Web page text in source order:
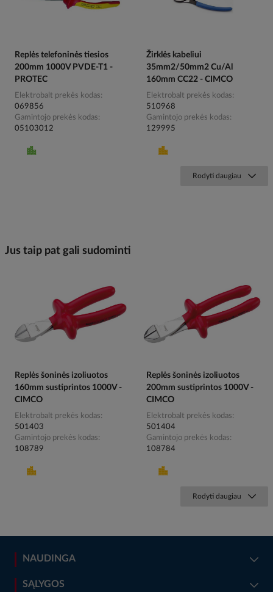
Replės telefoninės tiesios
200mm 1000V PVDE-T1 -
PROTEC
Elektrobalt prekės kodas
069856
Gamintojo prekės kodas
05103012
Žirklės kabeliui
35mm2/50mm2 Cu/Al
160mm CC22 - CIMCO
Elektrobalt prekės kodas
510968
Gamintojo prekės kodas
129995
Rodyti daugiau
Jus taip pat gali sudominti
Replės šoninės izoliuotos
160mm sustiprintos 1000V -
CIMCO
Elektrobalt prekės kodas
501403
Gamintojo prekės kodas
108789
Replės šoninės izoliuotos
200mm sustiprintos 1000V -
CIMCO
Elektrobalt prekės kodas
501404
Gamintojo prekės kodas
108784
Rodyti daugiau
NAUDINGA
SĄLYGOS